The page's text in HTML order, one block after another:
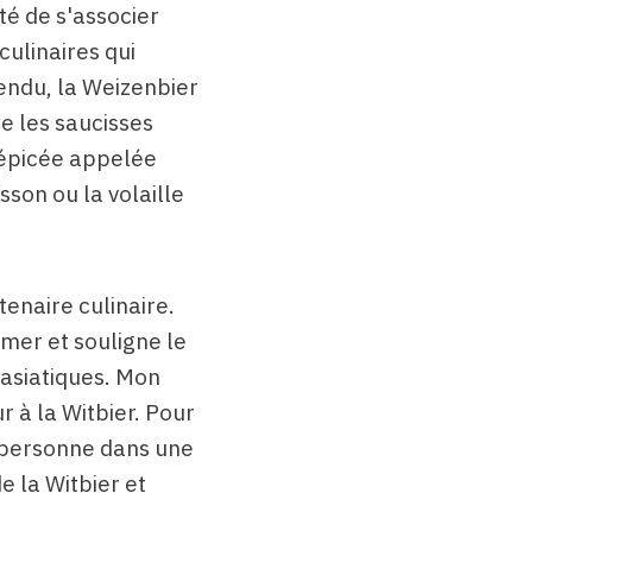
de s'associer
qui
la Weizenbier
les saucisses
appelée
ou la volaille
culinaire.
et souligne le
Mon
à la Witbier. Pour
dans une
la Witbier et